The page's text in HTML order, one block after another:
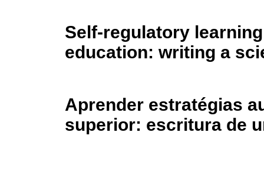
Self-regulatory
education: writing a
Aprender estratégias
superior: escritura de